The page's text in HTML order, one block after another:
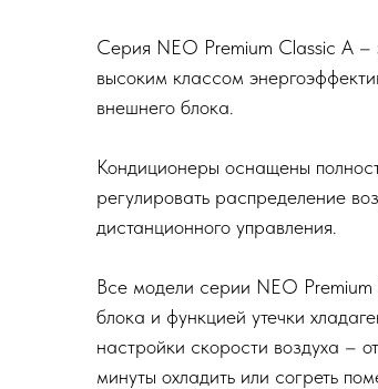
Серия NEO Premium Classic A –
высоким классом
внешнего блока.
Кондиционеры оснащены
регулировать распределение
дистанционного управления.
Все модели серии NEO
блока и функцией утечки
настройки скорости воздуха –
минуты охладить или согреть